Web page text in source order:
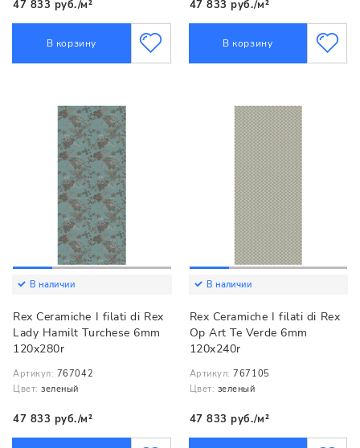
47 833 руб./м²
В корзину
47 833 руб./м²
В корзину
В наличии
Rex Ceramiche I filati di Rex
Lady Hamilt Turchese 6mm
120x280r
Артикул: 767042
Цвет: зеленый
47 833 руб./м²
В наличии
Rex Ceramiche I filati di Rex
Op Art Te Verde 6mm
120x240r
Артикул: 767105
Цвет: зеленый
47 833 руб./м²